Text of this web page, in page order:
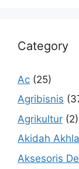
Category
Ac (25)
Agribisnis
Agrikultur (2)
Akidah
Aksesoris